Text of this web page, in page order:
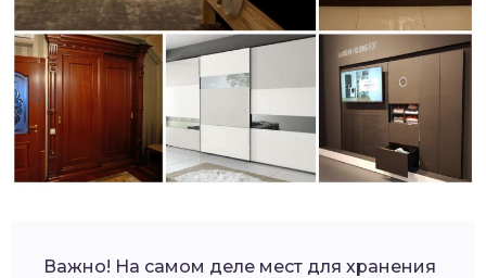
Важно! На самом деле мест для хранения